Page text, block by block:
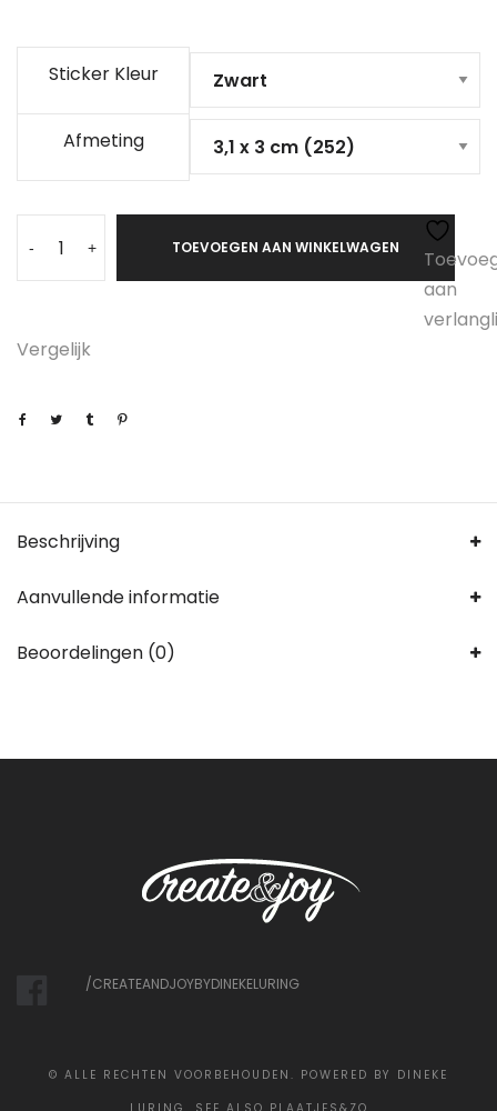
€1.25
Sticker Kleur
Afmeting
- + TOEVOEGEN AAN WINKELWAGEN
aan
Vergelijk
Beschrijving
Aanvullende informatie
Beoordelingen (0)
/CREATEANDJOYBYDINEKELURING
© ALLE RECHTEN VOORBEHOUDEN. POWERED BY DINEKE